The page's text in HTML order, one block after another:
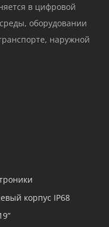
в цифровой
оборудовании
наружной
корпус IP68